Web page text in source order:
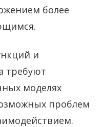
более
и
требуют
моделях
проблем